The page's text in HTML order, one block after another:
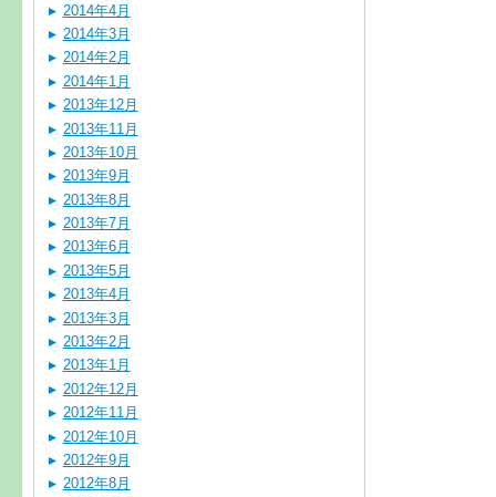
2014年4月
2014年3月
2014年2月
2014年1月
2013年12月
2013年11月
2013年10月
2013年9月
2013年8月
2013年7月
2013年6月
2013年5月
2013年4月
2013年3月
2013年2月
2013年1月
2012年12月
2012年11月
2012年10月
2012年9月
2012年8月